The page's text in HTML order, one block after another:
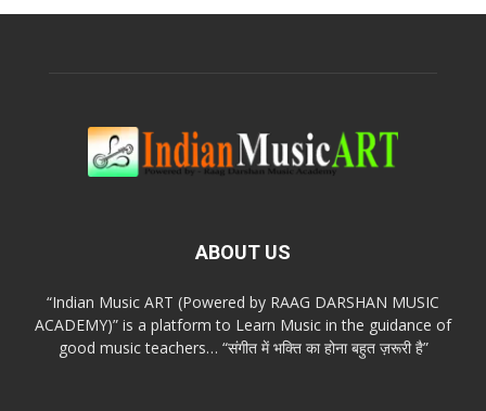
ABOUT US
“Indian Music ART (Powered by RAAG DARSHAN MUSIC
ACADEMY)” is a platform to Learn Music in the guidance of
good music teachers… “संगीत में भक्ति का होना बहुत ज़रूरी है”